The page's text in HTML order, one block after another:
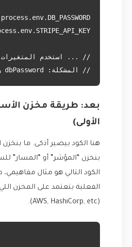
// المشكلة: dbPassword و apiKey موجودين في ملف نصي على السيرفر
بعد: طريقة مخزن
الأولى)
هنا الكود بيصير أذكى. ما
بنخزن “المؤشر” أو “المسار”
الكود التالي هو مثال مفاهيمي،
الفعلية بتعتمد على المخزن
(AWS, HashiCorp, etc).